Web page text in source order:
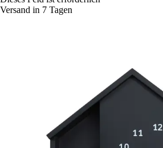
Versand in 7 Tagen